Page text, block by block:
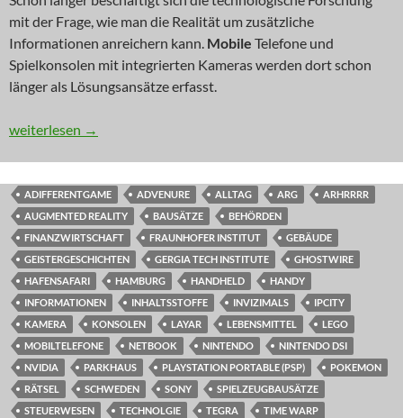
mit der Frage, wie man die Realität um zusätzliche
Informationen anreichern kann. Mobile Telefone und
Spielkonsolen mit integrierten Kameras werden dort schon
länger als Lösungsansätze erfasst.
NEWS: Verbesserte Realität
weiterlesen →
ADIFFERENTGAME ADVENURE ALLTAG ARG
ARHRRRR
AUGMENTED REALITY
BAUSÄTZE
BEHÖRDEN
FINANZWIRTSCHAFT
FRAUNHOFER INSTITUT
GEBÄUDE
GEISTERGESCHICHTEN
GERGIA TECH INSTITUTE
GHOSTWIRE
HAFENSAFARI
HAMBURG HANDHELD
HANDY
INFORMATIONEN
INHALTSSTOFFE INVIZIMALS
IPCITY
KAMERA
KONSOLEN LAYAR LEBENSMITTEL
LEGO
MOBILTELEFONE
NETBOOK NINTENDO
NINTENDO DSI
NVIDIA
PARKHAUS PLAYSTATION PORTABLE (PSP)
POKEMON
RÄTSEL
SCHWEDEN SONY
SPIELZEUGBAUSÄTZE
STEUERWESEN
TECHNOLGIE TEGRA
TIME WARP